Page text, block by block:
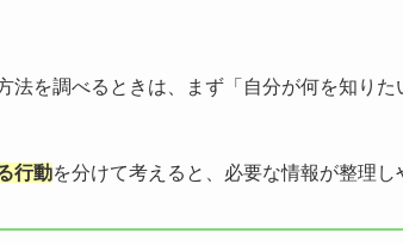
法を調べるときは、まず「自分が何を知り
行動を分けて考えると、必要な情報が整理し